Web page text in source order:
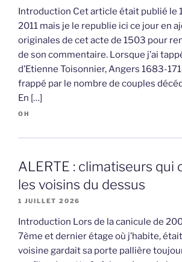
Introduction Cet article était publié le
2011 mais je le republie ici ce jour en
originales de cet acte de 1503 pour
de son commentaire. Lorsque j’ai
d’Etienne Toisonnier, Angers 1683-
frappé par le nombre de couples
En […]
OH
ALERTE : climatiseurs qui
les voisins du dessus
1 JUILLET 2026
Introduction Lors de la canicule de
7ème et dernier étage où j’habite,
voisine gardait sa porte pallière